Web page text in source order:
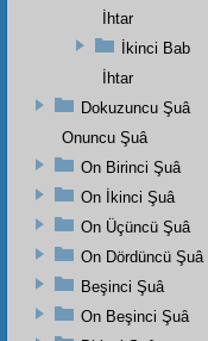
İhtar
İkinci Bab
İhtar
Dokuzuncu Şuâ
Onuncu Şuâ
On Birinci Şuâ
On İkinci Şuâ
On Üçüncü Şuâ
On Dördüncü Şuâ
Beşinci Şuâ
On Beşinci Şuâ